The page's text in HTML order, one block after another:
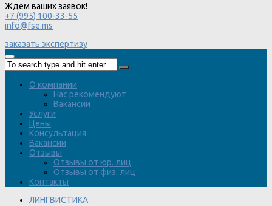
Ждем ваших заявок!
+7 (995) 100-33-55
info@fse.ms
заказать экспертизу
О компании
Нас рекомендуют
Вакансии
Услуги
Цены
Консультация
Вакансии
Отзывы
Отзывы от юр. лиц
Отзывы от физ. лиц
Контакты
ЛИНГВИСТИКА